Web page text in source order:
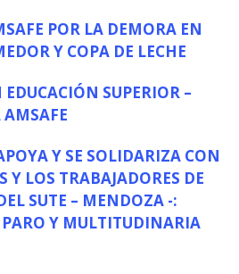
POR LA DEMORA EN
Y COPA DE LECHE
SUPERIOR –
Y SE SOLIDARIZA CON
Y LOS TRABAJADORES DE
SUTE – MENDOZA -:
Y MULTITUDINARIA